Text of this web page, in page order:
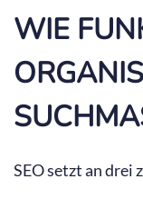
WIE
SEO setzt an drei